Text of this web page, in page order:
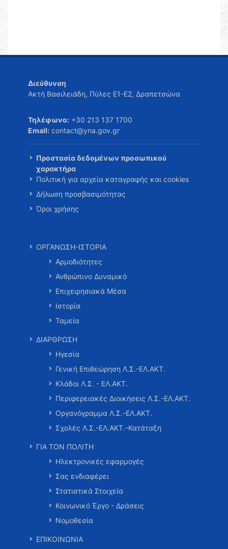
Διεύθυνση
Ακτή Βασιλειάδη, Πύλες Ε1-Ε2, Δραπετσώνα
Τηλέφωνο: +30 213 137 1700
Email: contact@yna.gov.gr
Προστασία δεδομένων προσωπικού
χαρακτήρα
Πολιτική για αρχεία καταγραφής και cookies
Δήλωση προσβασιμότητας
Όροι χρήσης
ΟΡΓΑΝΩΣΗ-ΙΣΤΟΡΙΑ
Αρμοδιότητες
Ανθρώπινο Δυναμικό
Επιχειρησιακά Μέσα
Ιστορία
Ταμεία
ΔΙΑΡΘΡΩΣΗ
Ηγεσία
Γενική Επιθεώρηση Λ.Σ.-ΕΛ.ΑΚΤ.
Κλάδοι Λ.Σ. - ΕΛ.ΑΚΤ.
Περιφερειακές Διοικήσεις Λ.Σ.-ΕΛ.ΑΚΤ.
Οργανόγραμμα Λ.Σ.-ΕΛ.ΑΚΤ.
Σχολές Λ.Σ.-ΕΛ.ΑΚΤ.-Κατάταξη
ΓΙΑ ΤΟΝ ΠΟΛΙΤΗ
Ηλεκτρονικές εφαρμογές
Σας ενδιαφέρει
Στατιστικά Στοιχεία
Κοινωνικό Έργο - Δράσεις
Νομοθεσία
ΕΠΙΚΟΙΝΩΝΙΑ